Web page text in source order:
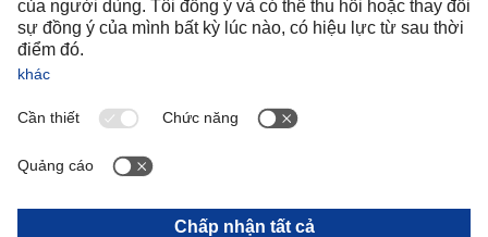
Spain
Sweden
Switzerland
OCEANIA